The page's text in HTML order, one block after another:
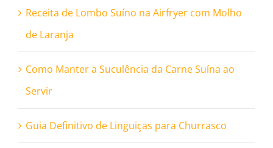
Receita de Lombo Suíno na Airfryer com Molho
de Laranja
Como Manter a Suculência da Carne Suína ao
Servir
Guia Definitivo de Linguiças para Churrasco